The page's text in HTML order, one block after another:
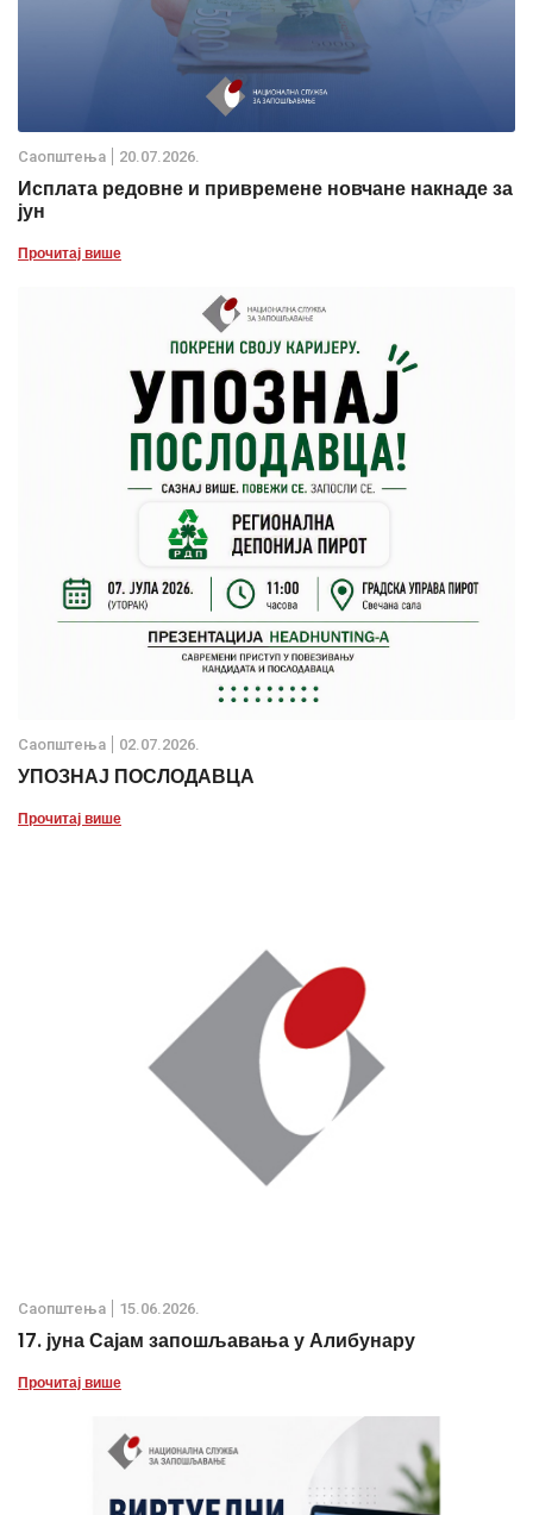
Саопштења 20.07.2026.
Исплата редовне и привремене новчане накнаде за
јун
Прочитај више
Саопштења 02.07.2026.
УПОЗНАЈ ПОСЛОДАВЦА
Прочитај више
Саопштења 15.06.2026.
17. јуна Сајам запошљавања у Алибунару
Прочитај више